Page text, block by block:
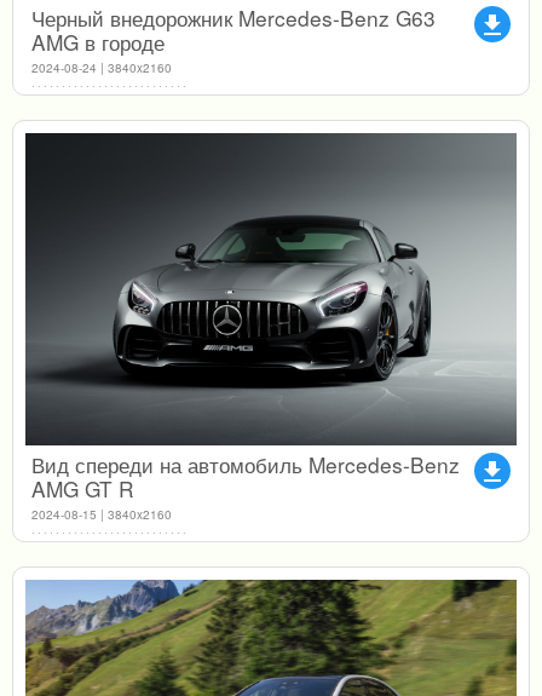
file_download
Черный внедорожник Mercedes-Benz G63
AMG в городе
2024-08-24 | 3840x2160
file_download
Вид спереди на автомобиль Mercedes-Benz
AMG GT R
2024-08-15 | 3840x2160